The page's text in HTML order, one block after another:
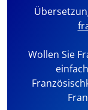
Wollen Sie